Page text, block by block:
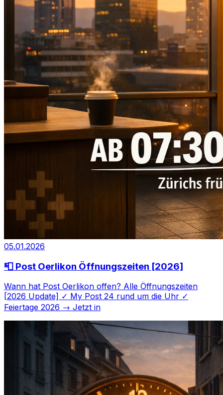
05.01.2026
📮 Post Oerlikon Öffnungszeiten [2026]
Wann hat Post Oerlikon offen? Alle Öffnungszeiten
[2026 Update] ✓ My Post 24 rund um die Uhr ✓
Feiertage 2026 → Jetzt in